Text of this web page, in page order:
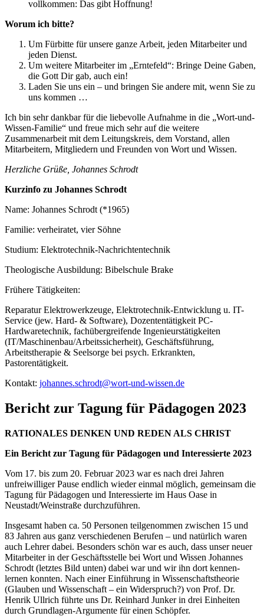
vollkommen: Das gibt Hoffnung!
Worum ich bitte?
Um Fürbitte für unsere ganze Arbeit, jeden Mitarbeiter und
jeden Dienst.
Um weitere Mitarbeiter im „Erntefeld“: Bringe Deine Gaben,
die Gott Dir gab, auch ein!
Laden Sie uns ein – und bringen Sie andere mit, wenn Sie zu
uns kommen …
Ich bin sehr dankbar für die liebevolle Aufnahme in die „Wort-und-
Wissen-Familie“ und freue mich sehr auf die weitere
Zusammenarbeit mit dem Leitungskreis, dem Vorstand, allen
Mitarbeitern, Mitgliedern und Freunden von Wort und Wissen.
Herzliche Grüße, Johannes Schrodt
Kurzinfo zu Johannes Schrodt
Name: Johannes Schrodt (*1965)
Familie: verheiratet, vier Söhne
Studium: Elektrotechnik-Nachrichtentechnik
Theologische Ausbildung: Bibelschule Brake
Frühere Tätigkeiten:
Reparatur Elektrowerkzeuge, Elektrotechnik-Entwicklung u. IT-
Service (jew. Hard- & Software), Dozententätigkeit PC-
Hardwaretechnik, fachübergreifende Ingenieurstätigkeiten
(IT/Maschinenbau/Arbeitssicherheit), Geschäftsführung,
Arbeitstherapie & Seelsorge bei psych. Erkrankten,
Pastorentätigkeit.
Kontakt: johannes.schrodt@wort-und-wissen.de
Bericht zur Tagung für Pädagogen 2023
RATIONALES DENKEN UND REDEN ALS CHRIST
Ein Bericht zur Tagung für Pädagogen und Interessierte 2023
Vom 17. bis zum 20. Februar 2023 war es nach drei Jahren
unfreiwilliger Pause endlich wieder einmal möglich, gemeinsam die
Tagung für Pädagogen und Interessierte im Haus Oase in
Neustadt/Weinstraße durchzuführen.
Insgesamt haben ca. 50 Personen teilgenommen zwischen 15 und
83 Jahren aus ganz verschiedenen Berufen – und natürlich waren
auch Lehrer dabei. Besonders schön war es auch, dass unser neuer
Mitarbeiter in der Geschäftsstelle bei Wort und Wissen Johannes
Schrodt (letztes Bild unten) dabei war und wir ihn dort kennen-
lernen konnten. Nach einer Einführung in Wissenschaftstheorie
(Glauben und Wissenschaft – ein Widerspruch?) von Prof. Dr.
Henrik Ullrich führte uns Dr. Reinhard Junker in drei Einheiten
durch Grundlagen-Argumente für einen Schöpfer.